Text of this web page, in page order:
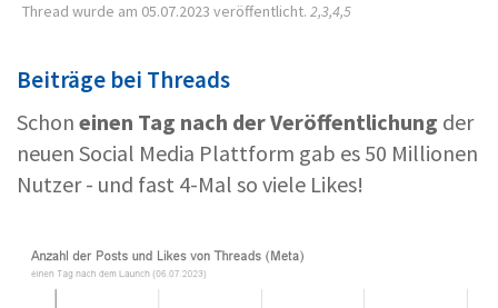
Thread wurde am 05.07.2023 veröffentlicht. 2,3,4,5
Beiträge bei Threads
Schon einen Tag nach der Veröffentlichung der
neuen Social Media Plattform gab es 50 Millionen
Nutzer - und fast 4-Mal so viele Likes!